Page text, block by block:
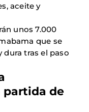
aceite y
unos 7.000
que se
tras el paso
partida de